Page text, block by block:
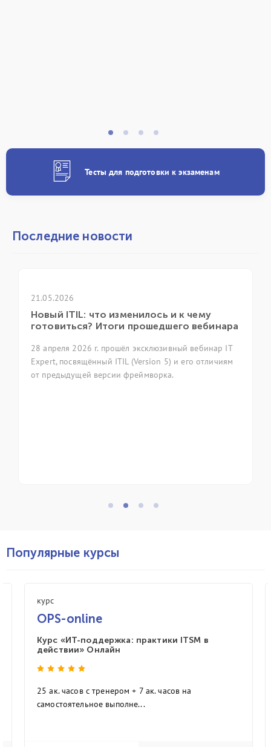
Тесты для подготовки к экзаменам
Последние новости
и к чему
вебинара
вебинар IT
5) и его отличиям
ГК «ИТ Эксперт» приняла
ежегодной конференции
7 апреля 2026 года в Москве
ежегодная конференция itSMF
фольклор as code»
Популярные курсы
курс
OPS-online
Курс «ИТ-поддержка: практики ITSM в
действии» Онлайн
25 ак. часов с тренером + 7 ак. часов на
самостоятельное выполне...